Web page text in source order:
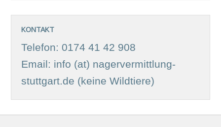
KONTAKT
Telefon: 0174 41 42 908
Email: info (at) nagervermittlung-
stuttgart.de (keine Wildtiere)